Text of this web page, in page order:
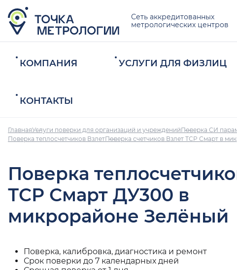
Сеть аккредитованных
метрологических центров
КОМПАНИЯ УСЛУГИ ДЛЯ ФИЗЛИЦ
КОНТАКТЫ
ГлавнаяУслуги поверки для организаций и учрежденийПоверка СИ
Поверка теплосчетчиков ВзлетПоверка счетчиков Взлет ТСР Смарт в
Поверка
ТСР Смарт ДУ300 в
микрорайоне Зелёный
Поверка, калибровка, диагностика и ремонт
Срок поверки до 7 календарных дней